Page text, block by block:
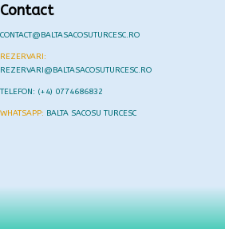
Contact
CONTACT@BALTASACOSUTURCESC.RO
REZERVARI:
REZERVARI@BALTASACOSUTURCESC.RO
TELEFON: (+4) 0774686832
WHATSAPP: BALTA SACOSU TURCESC